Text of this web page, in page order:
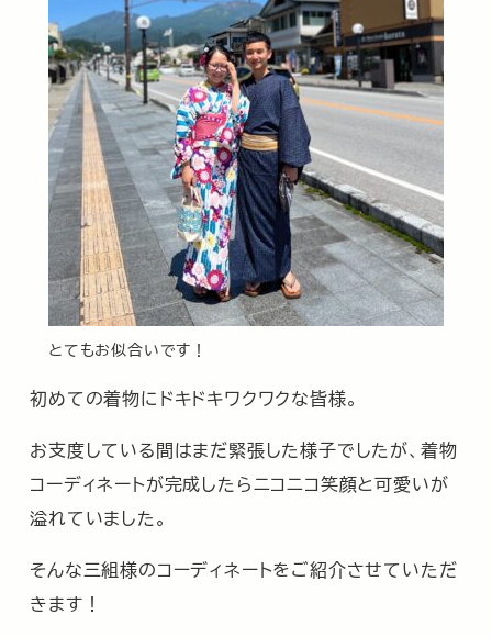
とてもお似合いです！
初めての着物にドキドキワクワクな皆様。
お支度している間はまだ緊張した様子でしたが、着物
コーディネートが完成したらニコニコ笑顔と可愛いが
溢れていました。
そんな三組様のコーディネートをご紹介させていただ
きます！